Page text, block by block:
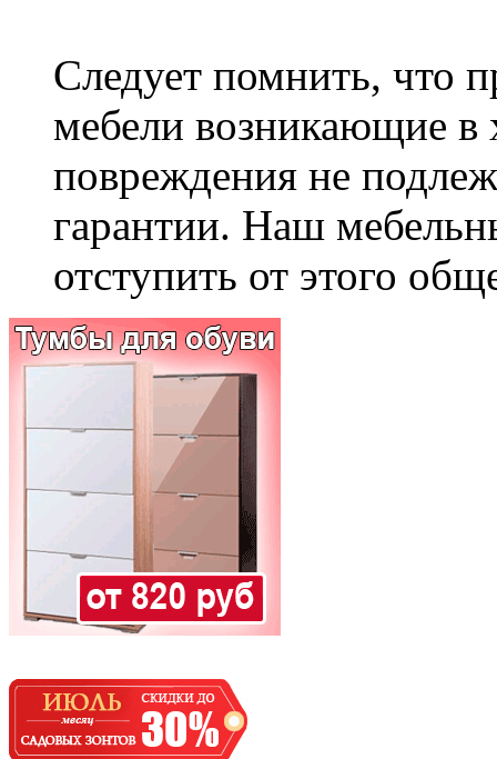
Следует помнить, что
мебели возникающие в
повреждения не
гарантии. Наш
отступить от этого